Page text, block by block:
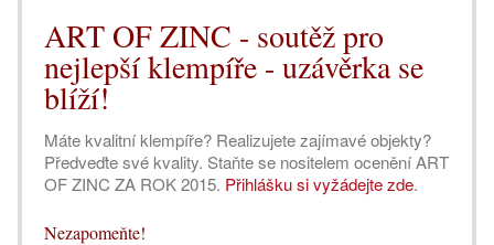
ART OF ZINC - soutěž pro
nejlepší klempíře - uzávěrka se
blíží!
Máte kvalitní klempíře? Realizujete zajímavé objekty?
Předveďte své kvality. Staňte se nositelem ocenění ART
OF ZINC ZA ROK 2015. Přihlášku si vyžádejte zde.
Nezapomeňte!